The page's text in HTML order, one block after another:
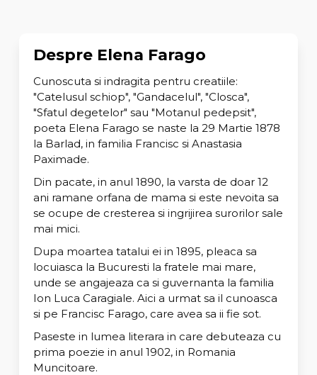
Despre Elena Farago
Cunoscuta si indragita pentru creatiile:
"Catelusul schiop", "Gandacelul", "Closca",
"Sfatul degetelor" sau "Motanul pedepsit",
poeta Elena Farago se naste la 29 Martie 1878
la Barlad, in familia Francisc si Anastasia
Paximade.
Din pacate, in anul 1890, la varsta de doar 12
ani ramane orfana de mama si este nevoita sa
se ocupe de cresterea si ingrijirea surorilor sale
mai mici.
Dupa moartea tatalui ei in 1895, pleaca sa
locuiasca la Bucuresti la fratele mai mare,
unde se angajeaza ca si guvernanta la familia
Ion Luca Caragiale. Aici a urmat sa il cunoasca
si pe Francisc Farago, care avea sa ii fie sot.
Paseste in lumea literara in care debuteaza cu
prima poezie in anul 1902, in Romania
Muncitoare.